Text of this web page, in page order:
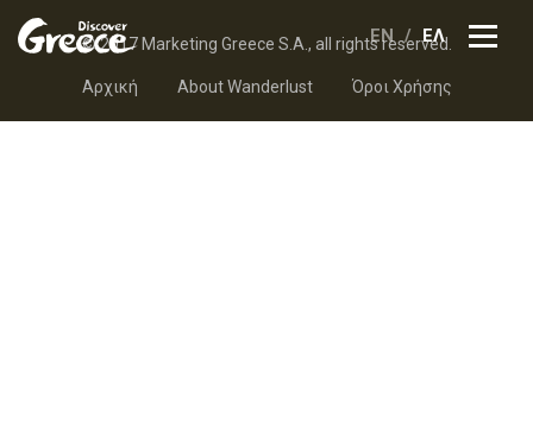
EN ΕΛ
© 2017 Marketing Greece S.A., all rights reserved.
Αρχική About Wanderlust Όροι Χρήσης